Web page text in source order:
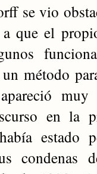
se vio
que el
método
en la
estado
condenas